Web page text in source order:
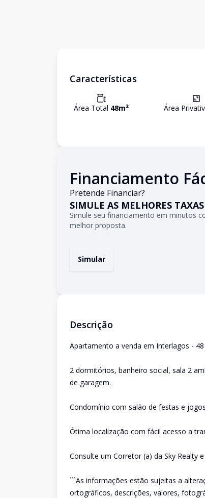
Características
Área Total 48m² Área
Financiamento
Pretende Financiar?
SIMULE AS MELHORES
Simule seu financiamento em minutos
melhor proposta.
Simular
Descrição
Apartamento a venda em Interlagos -
2 dormitórios, banheiro social, sala 2
de garagem.
Condomínio com salão de festas e
Ótima localização com fácil acesso a
Consulte um Corretor (a) da Sky Realty
```As informações estão sujeitas a
ortográficos, descrições, valores,